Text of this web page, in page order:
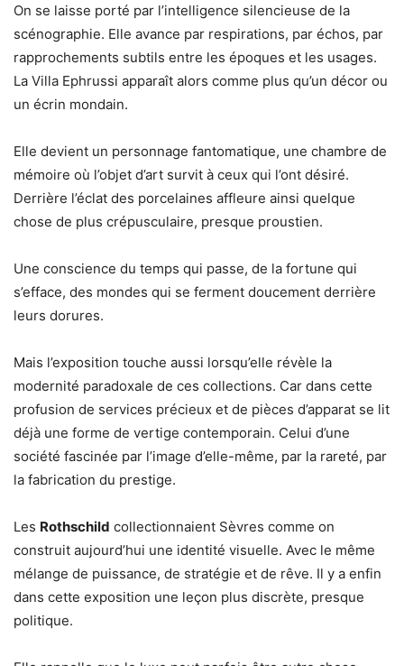
On se laisse porté par l’intelligence silencieuse de la
scénographie. Elle avance par respirations, par échos, par
rapprochements subtils entre les époques et les usages.
La Villa Ephrussi apparaît alors comme plus qu’un décor ou
un écrin mondain.
Elle devient un personnage fantomatique, une chambre de
mémoire où l’objet d’art survit à ceux qui l’ont désiré.
Derrière l’éclat des porcelaines affleure ainsi quelque
chose de plus crépusculaire, presque proustien.
Une conscience du temps qui passe, de la fortune qui
s’efface, des mondes qui se ferment doucement derrière
leurs dorures.
Mais l’exposition touche aussi lorsqu’elle révèle la
modernité paradoxale de ces collections. Car dans cette
profusion de services précieux et de pièces d’apparat se lit
déjà une forme de vertige contemporain. Celui d’une
société fascinée par l’image d’elle-même, par la rareté, par
la fabrication du prestige.
Les Rothschild collectionnaient Sèvres comme on
construit aujourd’hui une identité visuelle. Avec le même
mélange de puissance, de stratégie et de rêve. Il y a enfin
dans cette exposition une leçon plus discrète, presque
politique.